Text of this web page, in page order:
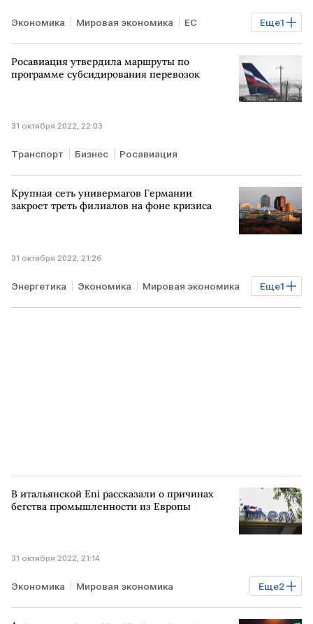
Еще1
Экономика Мировая экономика ЕС
зерновая сделка
Росавиация утвердила маршруты по
программе субсидирования перевозок
31 октября 2022, 22:03
Транспорт Бизнес Росавиация
Крупная сеть универмагов Германии
закроет треть филиалов на фоне кризиса
31 октября 2022, 21:26
Еще1
Энергетика Экономика Мировая экономика
ГЕРМАНИЯ
В итальянской Eni рассказали о причинах
бегства промышленности из Европы
31 октября 2022, 21:14
Еще2
Экономика Мировая экономика
Промышленность ЕС